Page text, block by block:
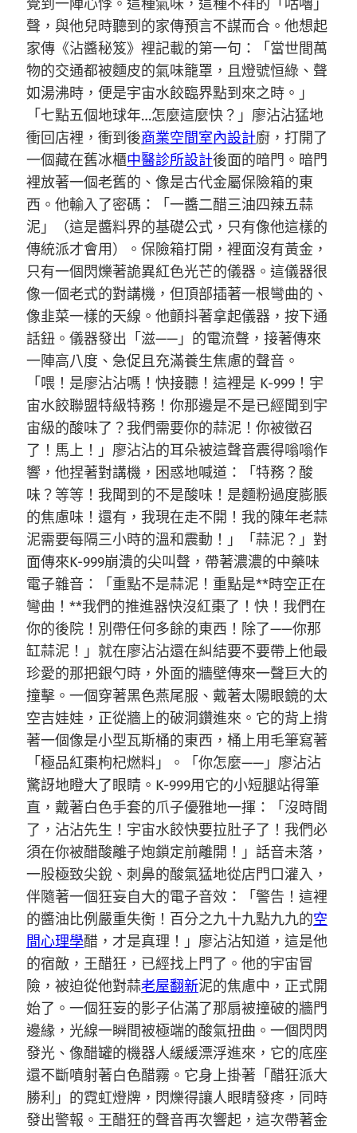
覺到一陣心悸。這種氣味，這種不祥的「咕嚕」
聲，與他兒時聽到的家傳預言不謀而合。他想起
家傳《沾醬秘笈》裡記載的第一句：「當世間萬
物的交通都被麵皮的氣味籠罩，且燈號恒綠、聲
如湯沸時，便是宇宙水餃臨界點到來之時。」
「七點五個地球年…怎麼這麼快？」廖沾沾猛地
衝回店裡，衝到後商業空間室內設計廚，打開了
一個藏在舊冰櫃中醫診所設計後面的暗門。暗門
裡放著一個老舊的、像是古代金屬保險箱的東
西。他輸入了密碼：「一醬二醋三油四辣五蒜
泥」（這是醬料界的基礎公式，只有像他這樣的
傳統派才會用）。保險箱打開，裡面沒有黃金，
只有一個閃爍著詭異紅色光芒的儀器。這儀器很
像一個老式的對講機，但頂部插著一根彎曲的、
像韭菜一樣的天線。他顫抖著拿起儀器，按下通
話鈕。儀器發出「滋——」的電流聲，接著傳來
一陣高八度、急促且充滿養生焦慮的聲音。
「喂！是廖沾沾嗎！快接聽！這裡是 K-999！宇
宙水餃聯盟特級特務！你那邊是不是已經聞到宇
宙級的酸味了？我們需要你的蒜泥！你被徵召
了！馬上！」廖沾沾的耳朵被這聲音震得嗡嗡作
響，他捏著對講機，困惑地喊道：「特務？酸
味？等等！我聞到的不是酸味！是麵粉過度膨脹
的焦慮味！還有，我現在走不開！我的陳年老蒜
泥需要每隔三小時的溫和震動！」「蒜泥？」對
面傳來K-999崩潰的尖叫聲，帶著濃濃的中藥味
電子雜音：「重點不是蒜泥！重點是**時空正在
彎曲！**我們的推進器快沒紅棗了！快！我們在
你的後院！別帶任何多餘的東西！除了——你那
缸蒜泥！」就在廖沾沾還在糾結要不要帶上他最
珍愛的那把銀勺時，外面的牆壁傳來一聲巨大的
撞擊。一個穿著黑色燕尾服、戴著太陽眼鏡的太
空吉娃娃，正從牆上的破洞鑽進來。它的背上揹
著一個像是小型瓦斯桶的東西，桶上用毛筆寫著
「極品紅棗枸杞燃料」。「你怎麼——」廖沾沾
驚訝地瞪大了眼睛。K-999用它的小短腿站得筆
直，戴著白色手套的爪子優雅地一揮：「沒時間
了，沾沾先生！宇宙水餃快要拉肚子了！我們必
須在你被醋酸離子炮鎖定前離開！」話音未落，
一股極致尖銳、刺鼻的酸氣猛地從店門口灌入，
伴隨著一個狂妄自大的電子音效：「警告！這裡
的醬油比例嚴重失衡！百分之九十九點九九的空
間心理學醋，才是真理！」廖沾沾知道，這是他
的宿敵，王醋狂，已經找上門了。他的宇宙冒
險，被迫從他對蒜老屋翻新泥的焦慮中，正式開
始了。一個狂妄的影子佔滿了那扇被撞破的牆門
邊緣，光線一瞬間被極端的酸氣扭曲。一個閃閃
發光、像醋罐的機器人緩緩漂浮進來，它的底座
還不斷噴射著白色醋霧。它身上掛著「醋狂派大
勝利」的霓虹燈牌，閃爍得讓人眼睛發疼，同時
發出警報。王醋狂的聲音再次響起，這次帶著金